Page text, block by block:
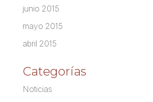
junio 2015
mayo 2015
abril 2015
Categorías
Noticias